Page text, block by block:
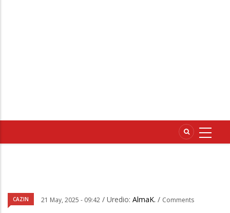
CAZIN 21 May, 2025 - 09:42 / Uredio: AlmaK. / Comments